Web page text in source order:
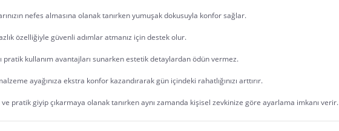
nefes almasına olanak tanırken yumuşak dokusuyla konfor sağlar.
özelliğiyle güvenli adımlar atmanız için destek olur.
pratik kullanım avantajları sunarken estetik detaylardan ödün vermez.
ayağınıza ekstra konfor kazandırarak gün içindeki rahatlığınızı arttırır.
ve pratik giyip çıkarmaya olanak tanırken aynı zamanda kişisel zevkinize göre ayarlama imkanı verir.